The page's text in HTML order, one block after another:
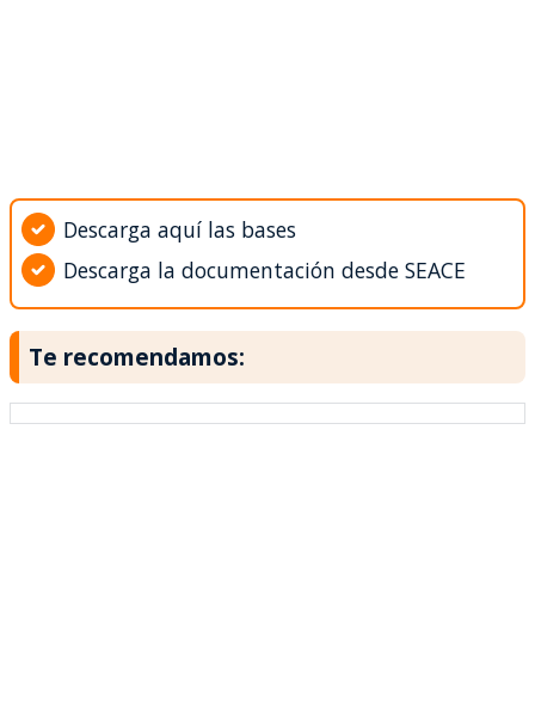
Descarga aquí las bases
Descarga la documentación desde SEACE
Te recomendamos: